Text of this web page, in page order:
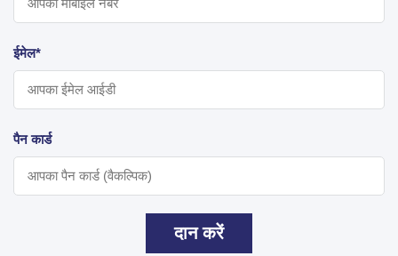
ईमेल*
पैन कार्ड
दान करें